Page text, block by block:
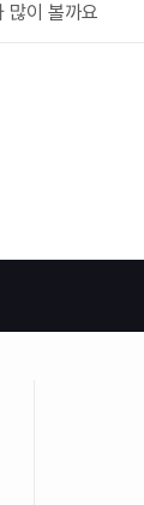
많이 볼까요